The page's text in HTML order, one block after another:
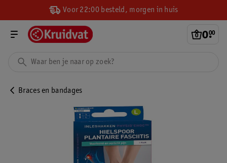
Voor 22:00 besteld, morgen in huis
0.
00
Braces en bandages